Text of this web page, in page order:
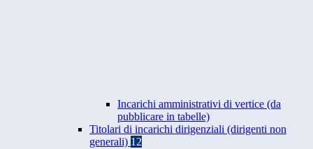
Incarichi amministrativi di vertice (da
pubblicare in tabelle)
Titolari di incarichi dirigenziali (dirigenti non
generali) 12